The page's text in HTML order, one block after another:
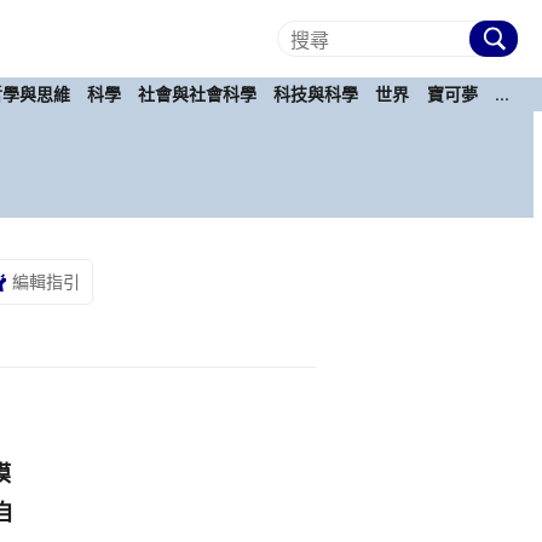
與思維 科學 社會與社會科學 科技與科學 世界 寶可夢
...
編輯指引